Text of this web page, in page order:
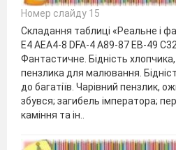
Номер слайду 15
Складання таблиці «Реальне і
E4 AEA4-8 DFA-4 A89-87 EB-49
Фантастичне. Бідність
пензлика для малювання.
до багатіїв. Чарівний пензлик,
збувся; загибель імператора;
каміння та ін..